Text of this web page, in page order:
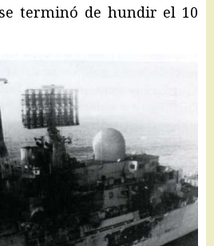
terminó de hundir el 10